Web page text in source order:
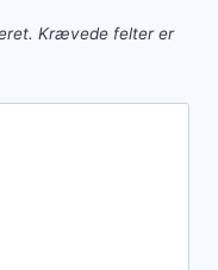
Krævede felter er